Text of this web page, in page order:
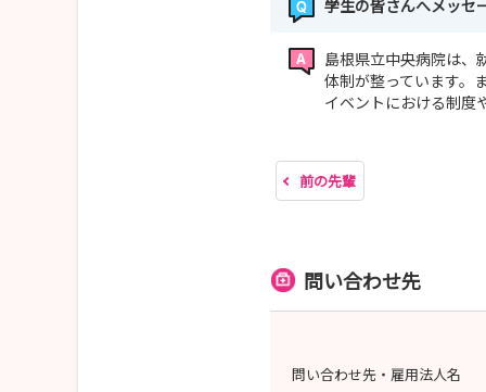
学生の皆さんへメッセ
島根県立中央病院は、
体制が整っています。
イベントにおける制度
前の先輩
問い合わせ先
問い合わせ先・雇用法人名